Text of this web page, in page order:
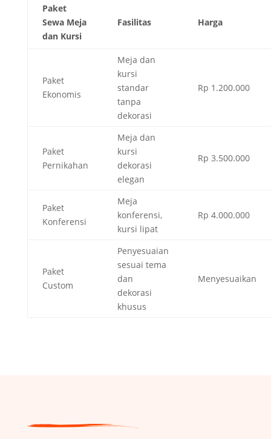
Paket
Sewa Meja
dan Kursi
Fasilitas Harga
Paket
Ekonomis
Meja dan
kursi
standar
tanpa
dekorasi
Rp 1.200.000
Paket
Pernikahan
Meja dan
kursi
dekorasi
elegan
Rp 3.500.000
Paket
Konferensi
Meja
konferensi,
kursi lipat
Rp 4.000.000
Paket
Custom
Penyesuaian
sesuai tema
dan
dekorasi
khusus
Menyesuaikan